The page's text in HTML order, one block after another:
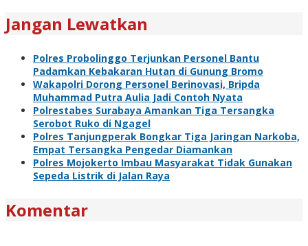
Jangan Lewatkan
Polres Probolinggo Terjunkan Personel Bantu
Padamkan Kebakaran Hutan di Gunung Bromo
Wakapolri Dorong Personel Berinovasi, Bripda
Muhammad Putra Aulia Jadi Contoh Nyata
Polrestabes Surabaya Amankan Tiga Tersangka
Serobot Ruko di Ngagel
Polres Tanjungperak Bongkar Tiga Jaringan Narkoba,
Empat Tersangka Pengedar Diamankan
Polres Mojokerto Imbau Masyarakat Tidak Gunakan
Sepeda Listrik di Jalan Raya
Komentar